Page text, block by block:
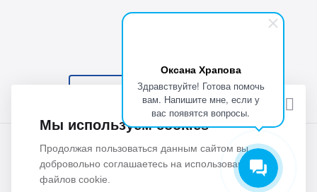
Оксана Храпова
Здравствуйте! Готова помочь
вам. Напишите мне, если у
вас появятся вопросы.
ПОДПИСАТЬСЯ НА НОВОСТИ
© 2026 Все права защищены. ООО “Сертек”, оборудование
для исследований и измерений.
Мы используем cookies
Продолжая пользоваться данным сайтом вы
добровольно соглашаетесь на использование
файлов cookie.